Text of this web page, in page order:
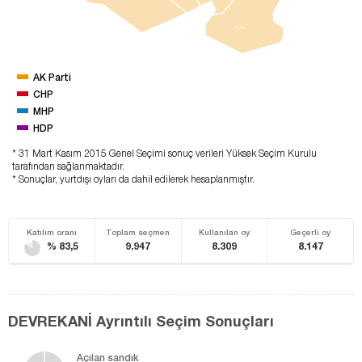
TOS
AK Parti
CHP
MHP
HDP
* 31 Mart Kasım 2015 Genel Seçimi sonuç verileri Yüksek Seçim Kurulu
tarafından sağlanmaktadır.
* Sonuçlar, yurtdışı oyları da dahil edilerek hesaplanmıştır.
Katılım oranı
% 83,5
Toplam seçmen
9.947
Kullanılan oy
8.309
Geçerli oy
8.147
DEVREKANİ Ayrıntılı Seçim Sonuçları
Açılan sandık